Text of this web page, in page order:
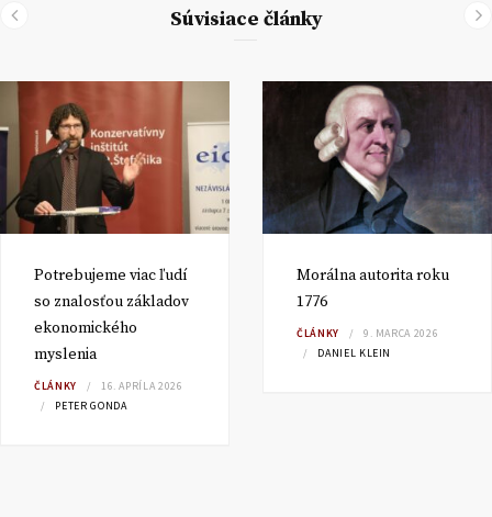
Súvisiace články
Potrebujeme viac ľudí
so znalosťou základov
ekonomického
myslenia
ČLÁNKY
16. APRÍLA 2026
PETER GONDA
Morálna autorita roku
1776
ČLÁNKY
9. MARCA 2026
DANIEL KLEIN